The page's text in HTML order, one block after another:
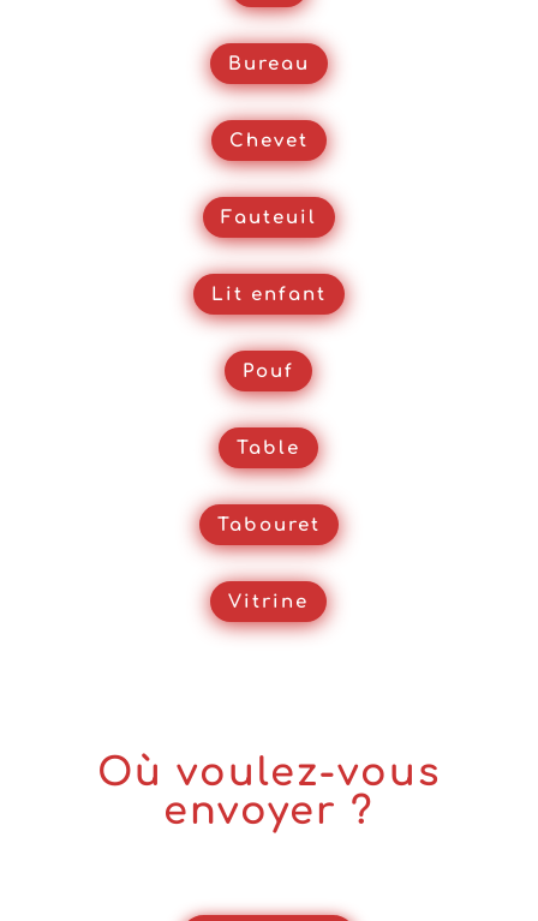
Bureau
Chevet
Fauteuil
Lit enfant
Pouf
Table
Tabouret
Vitrine
Où voulez-vous
envoyer ?